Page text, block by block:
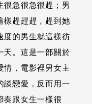
很急很急很趕；男
樣趕趕趕，趕到她
度的男生就這樣彷
天。這是一部關於
情，電影裡男女主
談戀愛，反而用一
奏跟女生一樣很